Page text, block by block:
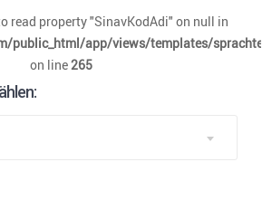
read property "SinavKodAdi" on null in
public_html/app/views/templates/
on line265